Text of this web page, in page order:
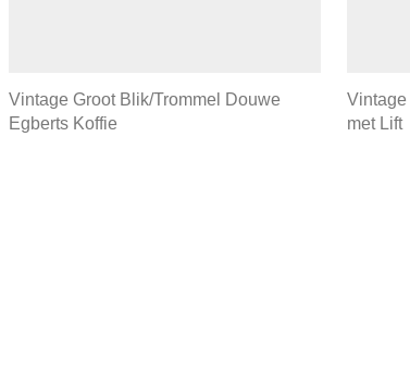
Vintage Groot Blik/Trommel Douwe
Egberts Koffie
Vintage
met Lift